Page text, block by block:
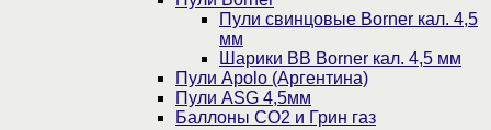
Пули свинцовые Borner кал. 4,5
мм
Шарики BB Borner кал. 4,5 мм
Пули Apolo (Аргентина)
Пули ASG 4,5мм
Баллоны CO2 и Грин газ